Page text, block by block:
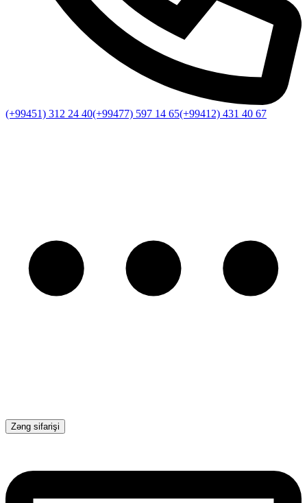
(+99451) 312 24 40(+99477) 597 14 65(+99412) 431 40 67
Zəng sifarişi